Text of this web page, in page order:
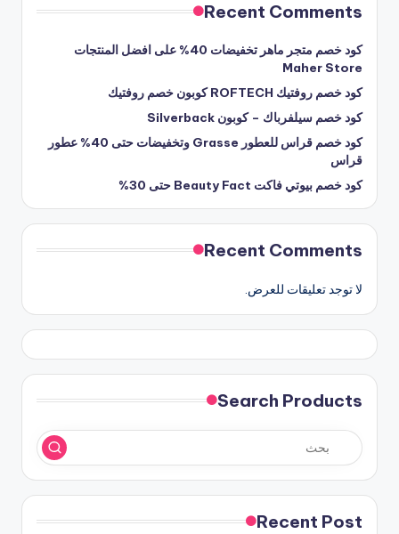
Recent Comments
كود خصم متجر ماهر تخفيضات 40% على افضل المنتجات
Maher Store
كود خصم روفتيك ROFTECH كوبون خصم روفتيك
كود خصم سيلفرباك – كوبون Silverback
كود خصم قراس للعطور Grasse وتخفيضات حتى 40% عطور
قراس
كود خصم بيوتي فاكت Beauty Fact حتى 30%
Recent Comments
لا توجد تعليقات للعرض.
Search Products
Recent Post